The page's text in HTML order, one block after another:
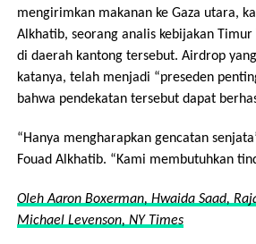
mengirimkan makanan ke Gaza utara,
Alkhatib, seorang analis kebijakan Timur
di daerah kantong tersebut. Airdrop
katanya, telah menjadi “preseden
bahwa pendekatan tersebut dapat
“Hanya mengharapkan gencatan
Fouad Alkhatib. “Kami membutuhkan
Oleh Aaron Boxerman, Hwaida Saad,
Michael Levenson, NY Times